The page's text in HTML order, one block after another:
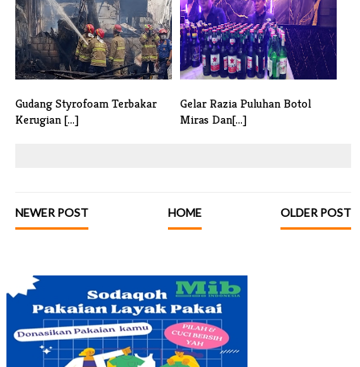
Tega[...] Rekl[...]
Gudang Styrofoam Terbakar
Kerugian [...]
Gelar Razia Puluhan Botol
Miras Dan[...]
NEWER POST OLDER POST
HOME